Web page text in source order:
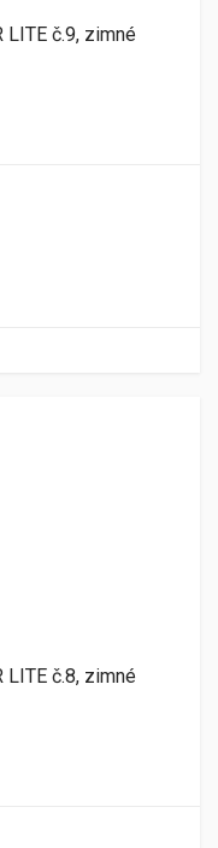
LITE č.9, zimné
LITE č.8, zimné